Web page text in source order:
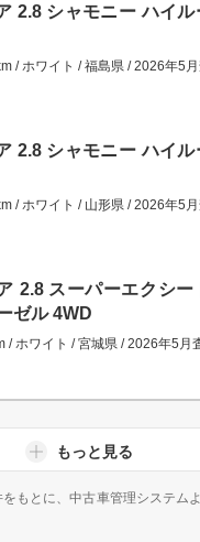
2.8 シャモニー ハイ
/ ホワイト /福島県 /2026年5月
2.8 シャモニー ハイ
/ ホワイト / 山形県 /2026年5月
2.8 スーパーエクシー
ゼル 4WD
/ ホワイト /宮城県 /2026年5月
もっと見る
もとに、中古車管理システム